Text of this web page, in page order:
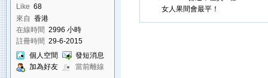
Like 68
來自 香港
在線時間 2996 小時
註冊時間 29-6-2015
個人空間
發短消息
加為好友
當前離線
女人果間會最平！